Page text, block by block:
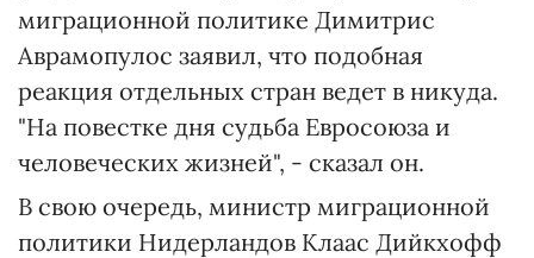
миграционной политике Димитрис
Аврамопулос заявил, что подобная
реакция отдельных стран ведет в никуда.
"На повестке дня судьба Евросоюза и
человеческих жизней", - сказал он.
В свою очередь, министр миграционной
политики Нидерландов Клаас Дийкхофф